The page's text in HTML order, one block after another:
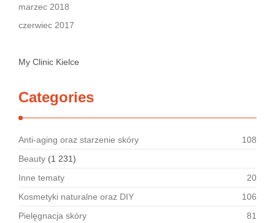
marzec 2018
czerwiec 2017
My Clinic Kielce
Categories
Anti-aging oraz starzenie skóry
108
Beauty (1 231)
Inne tematy
20
Kosmetyki naturalne oraz DIY
106
Pielęgnacja skóry
81